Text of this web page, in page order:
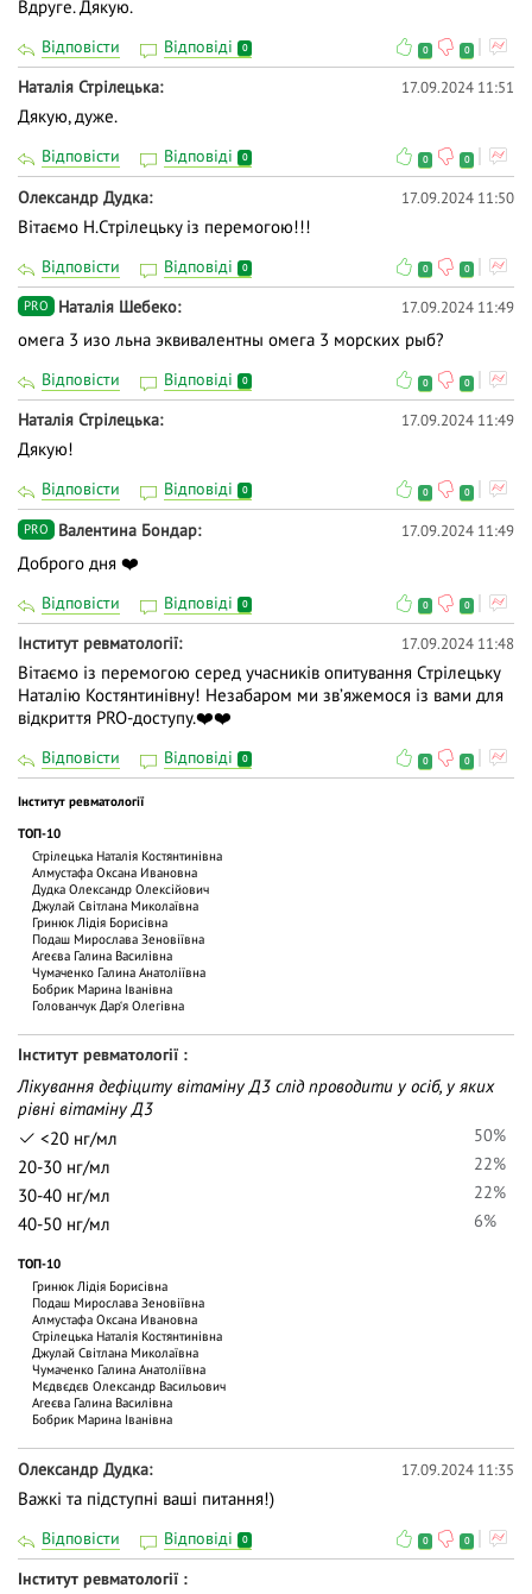
Вдруге. Дякую.
Відповісти Відповіді 0 0 0
Наталія Стрілецька 17.09.2024 11:51
Дякую, дуже.
Відповісти Відповіді 0 0 0
Олександр Дудка 17.09.2024 11:50
Вітаємо Н.Стрілецьку із перемогою!!!
Відповісти Відповіді 0 0 0
PRO Наталія Шебеко 17.09.2024 11:49
омега 3 изо льна эквивалентны омега 3 морских рыб?
Відповісти Відповіді 0 0 0
Наталія Стрілецька 17.09.2024 11:49
Дякую!
Відповісти Відповіді 0 0 0
PRO Валентина Бондар 17.09.2024 11:49
Доброго дня ❤️
Відповісти Відповіді 0 0 0
Інститут ревматології 17.09.2024 11:48
Вітаємо із перемогою серед учасників опитування Стрілецьку
Наталію Костянтинівну! Незабаром ми звʼяжемося із вами для
відкриття PRO-доступу.❤️❤️
Відповісти Відповіді 0 0 0
Інститут ревматології
ТОП-10
Стрілецька Наталія Костянтинівна
Алмустафа Оксана Ивановна
Дудка Олександр Олексійович
Джулай Світлана Миколаївна
Гринюк Лідія Борисівна
Подаш Мирослава Зеновіївна
Агеєва Галина Василівна
Чумаченко Галина Анатоліївна
Бобрик Марина Іванівна
Голованчук Дар‘я Олегівна
Інститут ревматології
Лікування дефіциту вітаміну Д3 слід проводити у осіб, у яких
рівні вітаміну Д3
<20 нг/мл
50%
20-30 нг/мл
22%
30-40 нг/мл
22%
40-50 нг/мл
6%
ТОП-10
Гринюк Лідія Борисівна
Подаш Мирослава Зеновіївна
Алмустафа Оксана Ивановна
Стрілецька Наталія Костянтинівна
Джулай Світлана Миколаївна
Чумаченко Галина Анатоліївна
Мєдвєдєв Олександр Васильович
Агеєва Галина Василівна
Бобрик Марина Іванівна
Олександр Дудка 17.09.2024 11:35
Важкі та підступні ваші питання!)
Відповісти Відповіді 0 0 0
Інститут ревматології